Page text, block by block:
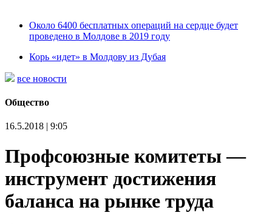
Около 6400 бесплатных операций на сердце будет
проведено в Молдове в 2019 году
Корь «идет» в Молдову из Дубая
все новости
Общество
16.5.2018 | 9:05
Профсоюзные комитеты —
инструмент достижения
баланса на рынке труда